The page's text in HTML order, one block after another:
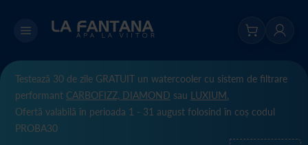
Testează 30 de zile GRATUIT un watercooler cu sistem de filtrare
performant CARBOFIZZ, DIAMOND sau LUXIUM.
Ofertă valabilă în perioada 1 - 31 august folosind în coș codul
PROBA30